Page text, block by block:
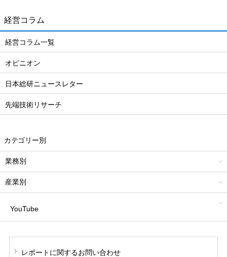
経営コラム
経営コラム一覧
オピニオン
日本総研ニュースレター
先端技術リサーチ
カテゴリー別
業務別
産業別
YouTube
レポートに関するお問い合わせ